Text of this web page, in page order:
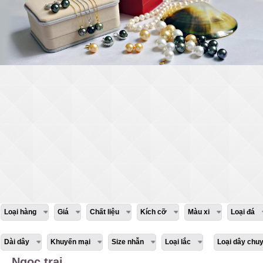
Loại hàng Giá Chất liệu Kích cỡ Màu xi Loại đá
Dài dây Khuyến mại Size nhẫn Loại lắc Loại dây